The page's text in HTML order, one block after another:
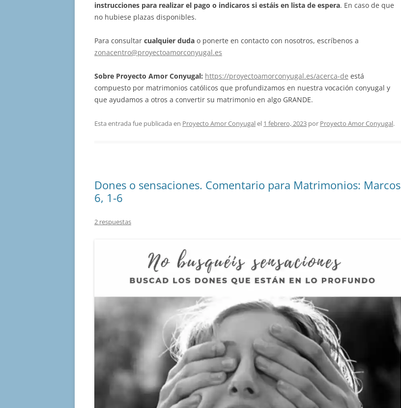
instrucciones para realizar el pago o indicaros si estáis en lista de espera. En caso de que
no hubiese plazas disponibles.
Para consultar cualquier duda o ponerte en contacto con nosotros, escríbenos a
zonacentro@proyectoamorconyugal.es
Sobre Proyecto Amor Conyugal: https://proyectoamorconyugal.es/acerca-de está
compuesto por matrimonios católicos que profundizamos en nuestra vocación conyugal y
que ayudamos a otros a convertir su matrimonio en algo GRANDE.
Esta entrada fue publicada en Proyecto Amor Conyugalel 1 febrero, 2023 por Proyecto Amor Conyugal.
Dones o sensaciones. Comentario para Matrimonios: Marcos
6, 1-6
2 respuestas